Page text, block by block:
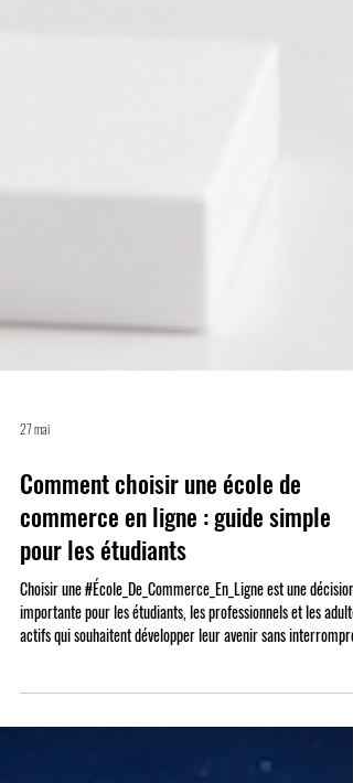
27 mai
Comment choisir une école de
commerce en ligne : guide simple
pour les étudiants
Choisir une #École_De_Commerce_En_Ligne est une décision
actifs qui souhaitent développer leur avenir sans interrompre
solution secondaire. Elle est devenue une voie sérieuse,